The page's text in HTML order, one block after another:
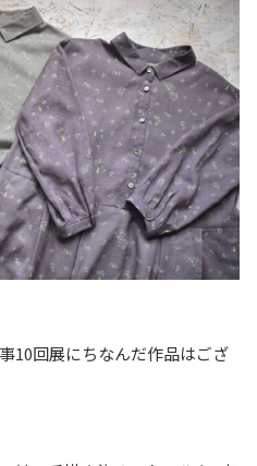
10回展にちなんだ作品はござ